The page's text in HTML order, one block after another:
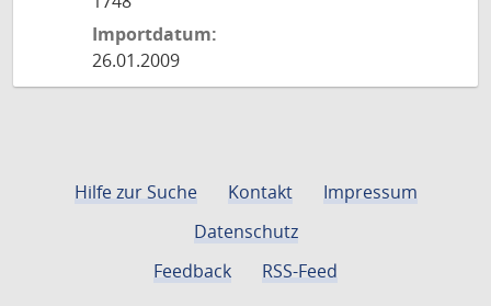
Importdatum:
26.01.2009
Hilfe zur Suche Kontakt
Impressum
Datenschutz
Feedback
RSS-Feed